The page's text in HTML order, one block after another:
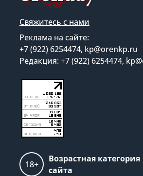
Свяжитесь с нами
Реклама на сайте:
+7 (922) 6254474, kp@orenkp.ru
Редакция: +7 (922) 6254474,
18+
Возрастная категория
сайта